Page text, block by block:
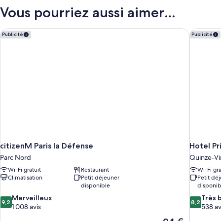
1
double
de
Chambre
Confort,
Vous pourriez aussi aimer…
Publicité
citizenM Paris la Défense
Parc Nord
Wi-Fi gratuit
Restaurant
Climatisation
Petit déjeuner
disponible
9.2
sur
9,2 Merveilleux
1 008 avis
citizenM Paris la Défense Publicité
Hotel
Quinze-
Wi-Fi
Petit
8.2
sur
8,2 Très
538
Hotel